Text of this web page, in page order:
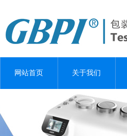
网站首页 关于我们